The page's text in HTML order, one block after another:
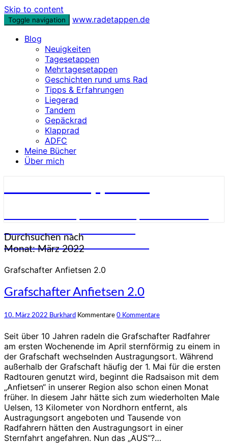
Skip to content
Toggle navigation
www.radetappen.de
Blog
Neuigkeiten
Tagesetappen
Mehrtagesetappen
Geschichten rund ums Rad
Tipps & Erfahrungen
Liegerad
Tandem
Gepäckrad
Klapprad
ADFC
Meine Bücher
Über mich
unterschiedlichsten Rädern
Durchsuchen nach
Monat:März 2022
Grafschafter Anfietsen 2.0
Grafschafter Anfietsen 2.0
10. März 2022 Burkhard Kommentare 0 Kommentare
Seit über 10 Jahren radeln die Grafschafter Radfahrer
am ersten Wochenende im April sternförmig zu einem in
der Grafschaft wechselnden Austragungsort. Während
außerhalb der Grafschaft häufig der 1. Mai für die ersten
Radtouren genutzt wird, beginnt die Radsaison mit dem
„Anfietsen“ in unserer Region also schon einen Monat
früher. In diesem Jahr hätte sich zum wiederholten Male
Uelsen, 13 Kilometer von Nordhorn entfernt, als
Austragungsort angeboten und Tausende von
Radfahrern hätten den Austragungsort in einer
Sternfahrt angefahren. Nun das „AUS“?…